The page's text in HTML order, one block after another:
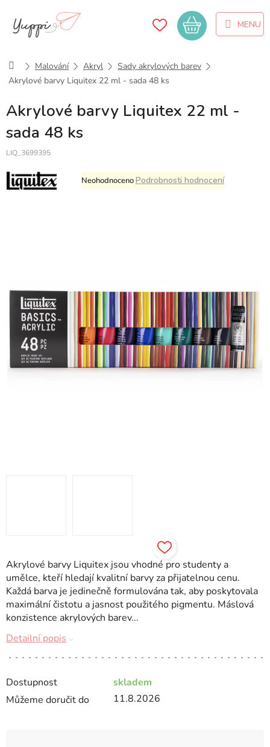
obsah
Nákupní
košík
DomůMalování Akryl
Sady akrylových barev
Akrylové barvy Liquitex 22 ml - sada 48 ks
Akrylové barvy Liquitex 22 ml -
sada 48 ks
LIQ_3699395
Průměrné
hodnocení
NeohodnocenoPodrobnosti hodnocení
Dostupnost
skladem
Můžeme doručit do
11.8.2026
Akrylové barvy Liquitex jsou vhodné pro studenty a
umělce, kteří hledají kvalitní barvy za přijatelnou cenu.
Každá barva je jedinečně formulována tak, aby poskytovala
maximální čistotu a jasnost použitého pigmentu. Máslová
konzistence akrylových barev...
Detailní popis